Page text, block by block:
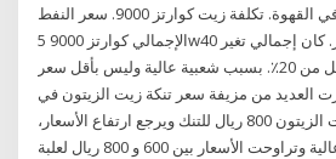
العناصر المرغوبة في القهوة. تكلفة زيت كوارتز 9000. سعر النفط
الإجمالي كوارتز 9000 5w40 هو 1350 روبل لسعة 4 لتر. كان إجمالي تغير
اللزوجة أثناء الأكسدة أقل من 20٪. بسبب شعبية عالية وليس بأقل سعر
العديد من مزيفة سعر تنكة زيت الزيتون في
السعودية بلغت بورصة زيت الزيتون 800 ريال للتنك ويرجع ارتفاع الأسعار،
إلى أن الزيت له جودة عالية وتراوحت الأسعار بين 600 و 800 ريال لعلبة